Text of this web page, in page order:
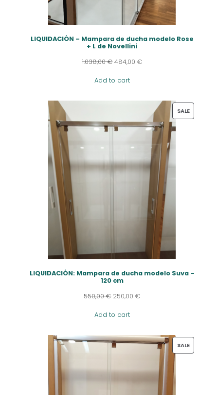
LIQUIDACIÓN – Mampara de ducha modelo Rose
+ L de Novellini
1.038,00€ 484,00€
Add to cart
SALEPRODUCT
LIQUIDACIÓN: Mampara de ducha modelo Suva –
120 cm
550,00€ 250,00€
Add to cart
SALEPRODUCT